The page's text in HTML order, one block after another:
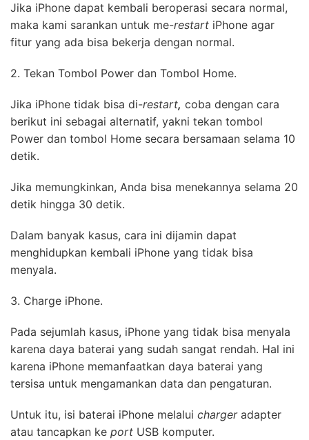
Jika iPhone dapat kembali beroperasi secara normal,
maka kami sarankan untuk me-restart iPhone agar
fitur yang ada bisa bekerja dengan normal.
2. Tekan Tombol Power dan Tombol Home.
Jika iPhone tidak bisa di-restart, coba dengan cara
berikut ini sebagai alternatif, yakni tekan tombol
Power dan tombol Home secara bersamaan selama 10
detik.
Jika memungkinkan, Anda bisa menekannya selama 20
detik hingga 30 detik.
Dalam banyak kasus, cara ini dijamin dapat
menghidupkan kembali iPhone yang tidak bisa
menyala.
3. Charge iPhone.
Pada sejumlah kasus, iPhone yang tidak bisa menyala
karena daya baterai yang sudah sangat rendah. Hal ini
karena iPhone memanfaatkan daya baterai yang
tersisa untuk mengamankan data dan pengaturan.
Untuk itu, isi baterai iPhone melalui chargeradapter
atau tancapkan ke port USB komputer.